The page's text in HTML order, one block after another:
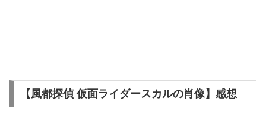
【風都探偵 仮面ライダースカルの肖像】感想